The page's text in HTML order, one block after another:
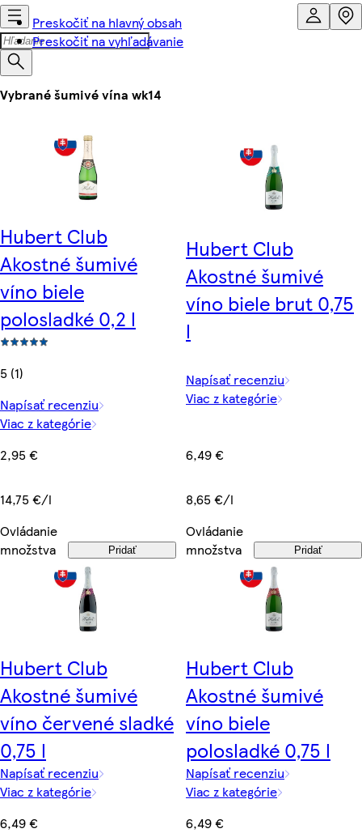
Preskočiť na hlavný obsah
Preskočiť na vyhľadávanie
Vybrané šumivé vína wk14
Hubert Club
Akostné šumivé
víno biele
polosladké 0,2 l
5 (1)
Napísať recenziu
Viac z kategórie
2,95 €
14,75 €/l
Ovládanie
množstva
Pridať
Hubert Club
Akostné šumivé
víno biele brut 0,75
l
Napísať recenziu
Viac z kategórie
6,49 €
8,65 €/l
Ovládanie
množstva
Pridať
Hubert Club
Akostné šumivé
víno červené sladké
0,75 l
Napísať recenziu
Viac z kategórie
6,49 €
Hubert Club
Akostné šumivé
víno biele
polosladké 0,75 l
Napísať recenziu
Viac z kategórie
6,49 €